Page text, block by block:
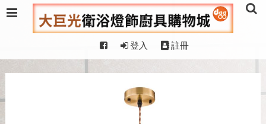
登入 註冊